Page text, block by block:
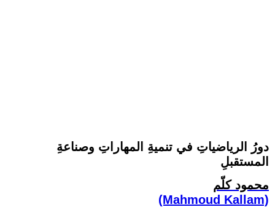
دورُ الرياضياتِ في تنميةِ المهاراتِ وصناعةِ
المستقبلِ
محمود كلّم
(Mahmoud Kallam)